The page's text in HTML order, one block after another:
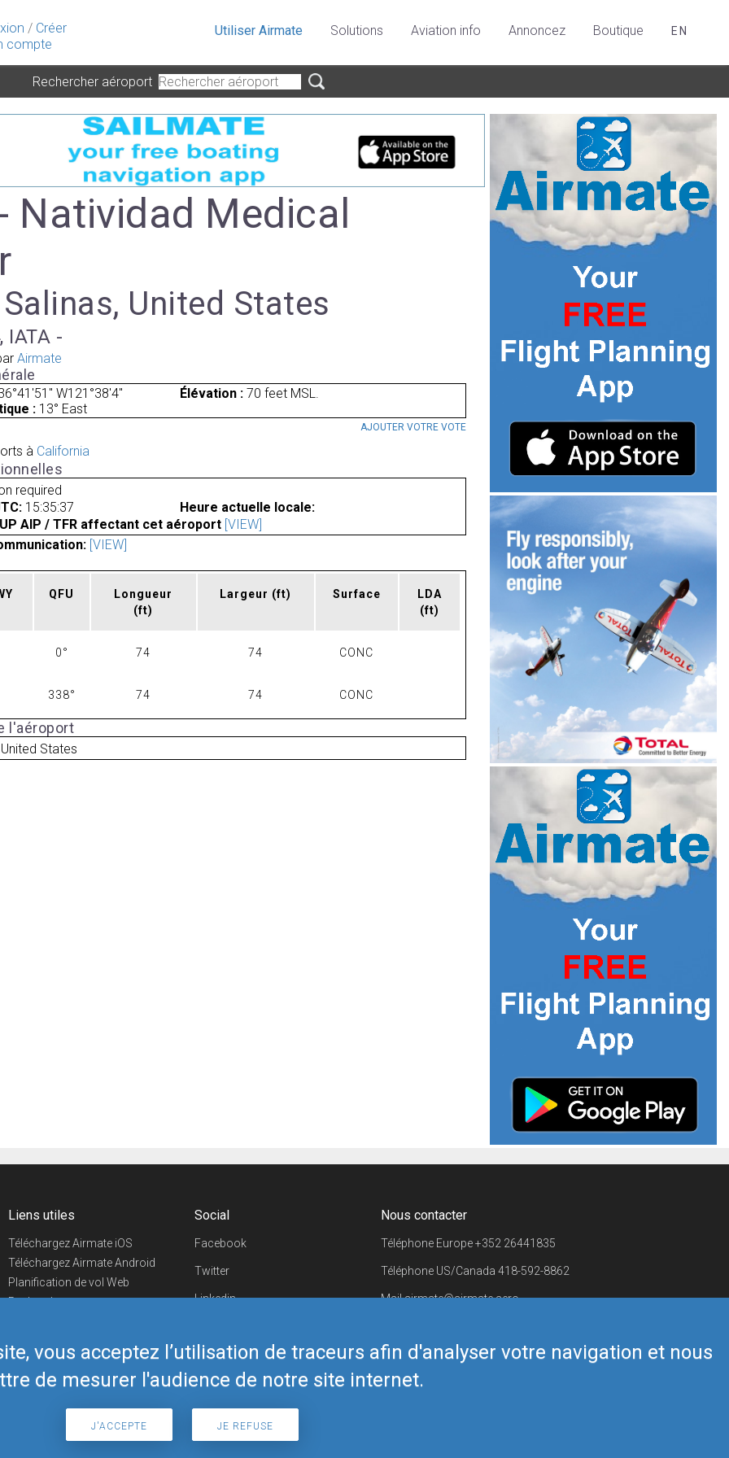
/ Créer
compte
vous acceptez l’utilisation de traceurs afin d'analyser votre navigation et nous
de mesurer l'audience de notre site internet.
J'ACCEPTE JE REFUSE
Utiliser Airmate Solutions Aviation info Annoncez Boutique EN
Rechercher aéroport
Natividad Medical
United States
IATA -
Airmate
W121°38'4" Élévation :70 feet MSL.
: 13° East
AJOUTER VOTRE VOTE
à California
required
15:35:37
Heure actuelle locale:
AIP / TFR affectant cet aéroport [VIEW]
[VIEW]
QFU
Longueur
(ft)
Largeur (ft) Surface
LDA
(ft)
0° 74 74 CONC
338° 74 74 CONC
l'aéroport
States
Liens utiles
Téléchargez Airmate iOS
Téléchargez Airmate Android
Planification de vol Web
Recherche
Boutique Airmate
Social
Facebook
Twitter
Linkedin
Telegram
Nous contacter
Téléphone Europe+352 26441835
Téléphone US/Canada 418-592-8862
Mailairmate@airmate.aero